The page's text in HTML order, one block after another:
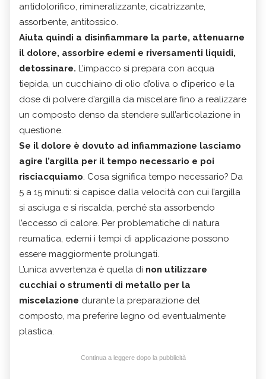
antidolorifico, rimineralizzante, cicatrizzante,
assorbente, antitossico.
Aiuta quindi a disinfiammare la parte, attenuarne
il dolore, assorbire edemi e riversamenti liquidi,
detossinare. L’impacco si prepara con acqua
tiepida, un cucchiaino di olio d’oliva o d’iperico e la
dose di polvere d’argilla da miscelare fino a realizzare
un composto denso da stendere sull’articolazione in
questione.
Se il dolore è dovuto ad infiammazione lasciamo
agire l’argilla per il tempo necessario e poi
risciacquiamo. Cosa significa tempo necessario? Da
5 a 15 minuti: si capisce dalla velocità con cui l’argilla
si asciuga e si riscalda, perché sta assorbendo
l’eccesso di calore. Per problematiche di natura
reumatica, edemi i tempi di applicazione possono
essere maggiormente prolungati.
L’unica avvertenza è quella di non utilizzare
cucchiai o strumenti di metallo per la
miscelazione durante la preparazione del
composto, ma preferire legno od eventualmente
plastica.
Continua a leggere dopo la pubblicità